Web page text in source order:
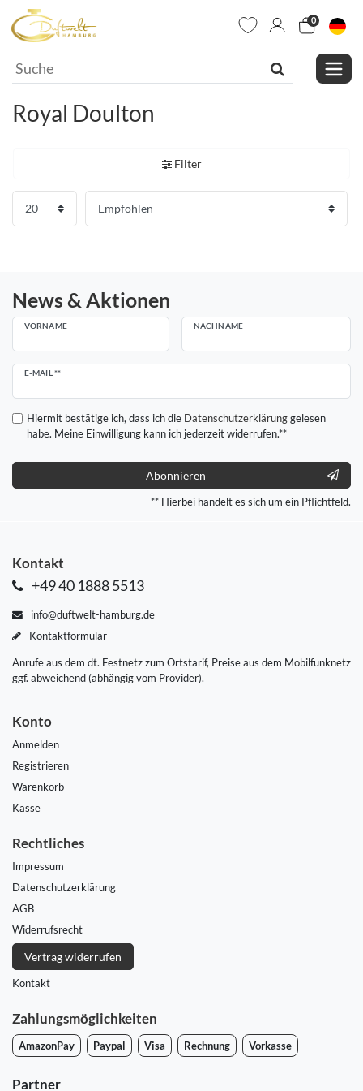
0
Royal Doulton
Filter
News & Aktionen
VORNAME NACHNAME
E-MAIL **
Newsletter
Hiermit bestätige ich, dass ich die Daten­schutz­erklärunggelesen
habe. Meine Einwilligung kann ich jederzeit widerrufen.**
Abonnieren
** Hierbei handelt es sich um ein Pflichtfeld.
Kontakt
+49 40 1888 5513
info@duftwelt-hamburg.de
Kontaktformular
Anrufe aus dem dt. Festnetz zum Ortstarif, Preise aus dem Mobilfunknetz
ggf. abweichend (abhängig vom Provider).
Konto
Anmelden
Registrieren
Warenkorb
Kasse
Rechtliches
Impressum
Daten­schutz­erklärung
AGB
Widerrufs­recht
Vertrag widerrufen
Kontakt
Zahlungsmöglichkeiten
AmazonPay Paypal Visa Rechnung Vorkasse
Partner